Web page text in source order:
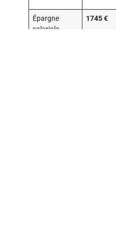
Épargne
salariale
1745 €